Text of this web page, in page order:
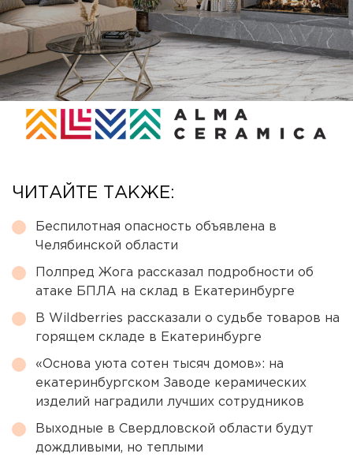
ЧИТАЙТЕ ТАКЖЕ:
Беспилотная опасность объявлена в
Челябинской области
Полпред Жога рассказал подробности об
атаке БПЛА на склад в Екатеринбурге
В Wildberries рассказали о судьбе товаров на
горящем складе в Екатеринбурге
«Основа уюта сотен тысяч домов»: на
екатеринбургском Заводе керамических
изделий наградили лучших сотрудников
Выходные в Свердловской области будут
дождливыми, но теплыми